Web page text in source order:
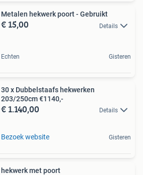
Metalen hekwerk poort - Gebruikt
€ 15,00 Details
Echten Gisteren
30 x Dubbelstaafs hekwerken
203/250cm €1140,-
€ 1.140,00 Details
Bezoek website Gisteren
hekwerk met poort